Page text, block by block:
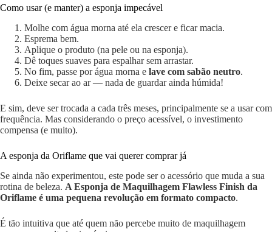
Como usar (e manter) a esponja impecável
Molhe com água morna até ela crescer e ficar macia.
Esprema bem.
Aplique o produto (na pele ou na esponja).
Dê toques suaves para espalhar sem arrastar.
No fim, passe por água morna e lave com sabão neutro.
Deixe secar ao ar — nada de guardar ainda húmida!
E sim, deve ser trocada a cada três meses, principalmente se a usar com
frequência. Mas considerando o preço acessível, o investimento
compensa (e muito).
A esponja da Oriflame que vai querer comprar já
Se ainda não experimentou, este pode ser o acessório que muda a sua
rotina de beleza. A Esponja de Maquilhagem Flawless Finish da
Oriflame é uma pequena revolução em formato compacto.
É tão intuitiva que até quem não percebe muito de maquilhagem